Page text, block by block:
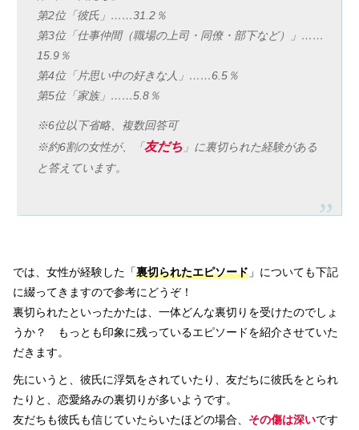
第2位「彼氏」……31.2％
第3位「仕事仲間（職場の上司・同僚・部下など）」……
15.9％
第4位「片思い中の好きな人」……6.5％
第5位「家族」……5.8％
※6位以下省略、複数回答可
※約6割の女性が、「友だち 」に裏切られた経験がある
と答えています。
では、女性が経験した「裏切られたエピソード 」についても下記
に綴ってきますので参考にどうぞ！
裏切られたといったかたは、一体どんな裏切りを受けたのでしょ
うか？ もっとも印象に残っているエピソードを紹介させていた
だきます。
先にいうと、彼氏に浮気をされていたり、友だちに彼氏をとられ
たりと、恋愛絡みの裏切りが多いようです。
友だちも彼氏も信じていたらいたほどの場合、 その傷は深いです